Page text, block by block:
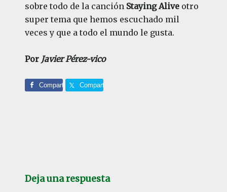
sobre todo de la canción Staying Aliveotro
super tema que hemos escuchado mil
veces y que a todo el mundo le gusta.
Por Javier Pérez-vico
Comparte Comparte
Deja una respuesta